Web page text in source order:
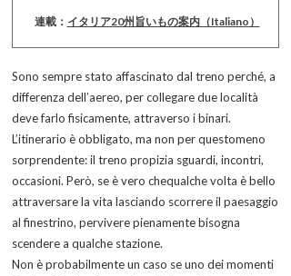
連載： イタリア20州旨いもの案内（Italiano）
Sono sempre stato affascinato dal treno perché, a
differenza dell’aereo, per collegare due località
deve farlo fisicamente, attraverso i binari.
L’itinerario è obbligato, ma non per questomeno
sorprendente: il treno propizia sguardi, incontri,
occasioni. Però, se è vero chequalche volta è bello
attraversare la vita lasciando scorrere il paesaggio
al finestrino, pervivere pienamente bisogna
scendere a qualche stazione.
Non è probabilmente un caso se uno dei momenti